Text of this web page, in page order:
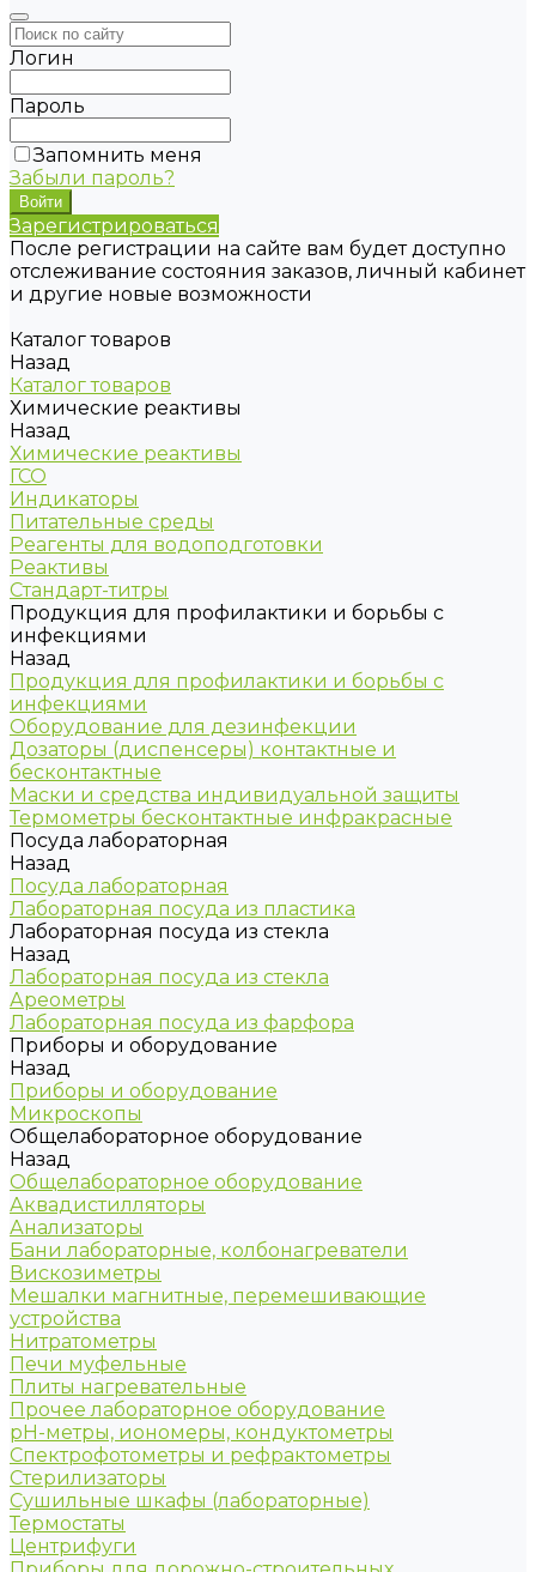
Логин
Пароль
Запомнить меня
Забыли пароль?
Зарегистрироваться
После регистрации на сайте вам будет доступно
отслеживание состояния заказов, личный кабинет
и другие новые возможности
Каталог товаров
Назад
Каталог товаров
Химические реактивы
Назад
Химические реактивы
ГСО
Индикаторы
Питательные среды
Реагенты для водоподготовки
Реактивы
Стандарт-титры
Продукция для профилактики и борьбы с
инфекциями
Назад
Продукция для профилактики и борьбы с
инфекциями
Оборудование для дезинфекции
Дозаторы (диспенсеры) контактные и
бесконтактные
Маски и средства индивидуальной защиты
Термометры бесконтактные инфракрасные
Посуда лабораторная
Назад
Посуда лабораторная
Лабораторная посуда из пластика
Лабораторная посуда из стекла
Назад
Лабораторная посуда из стекла
Ареометры
Лабораторная посуда из фарфора
Приборы и оборудование
Назад
Приборы и оборудование
Микроскопы
Общелабораторное оборудование
Назад
Общелабораторное оборудование
Аквадистилляторы
Анализаторы
Бани лабораторные, колбонагреватели
Вискозиметры
Мешалки магнитные, перемешивающие
устройства
Нитратометры
Печи муфельные
Плиты нагревательные
Прочее лабораторное оборудование
рН-метры, иономеры, кондуктометры
Спектрофотометры и рефрактометры
Стерилизаторы
Сушильные шкафы (лабораторные)
Термостаты
Центрифуги